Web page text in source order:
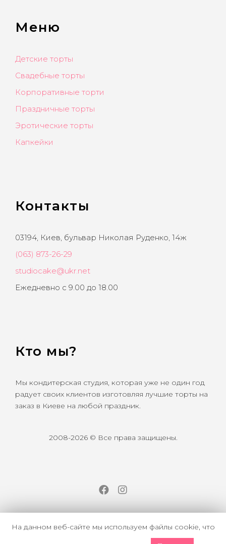
Меню
Детские торты
Свадебные торты
Корпоративные торти
Праздничные торты
Эротические торты
Капкейки
Контакты
03194, Киев, бульвар Николая Руденко, 14ж
(063) 873-26-29
studiocake@ukr.net
Ежедневно с 9.00 до 18.00
Кто мы?
Мы кондитерская студия, которая уже не один год
радует своих клиентов изготовляя лучшие торты на
заказ в Киеве на любой праздник.
2008-2026 © Все права защищены.
FacebookInstagram
На данном веб-сайте мы используем файлы cookie, что